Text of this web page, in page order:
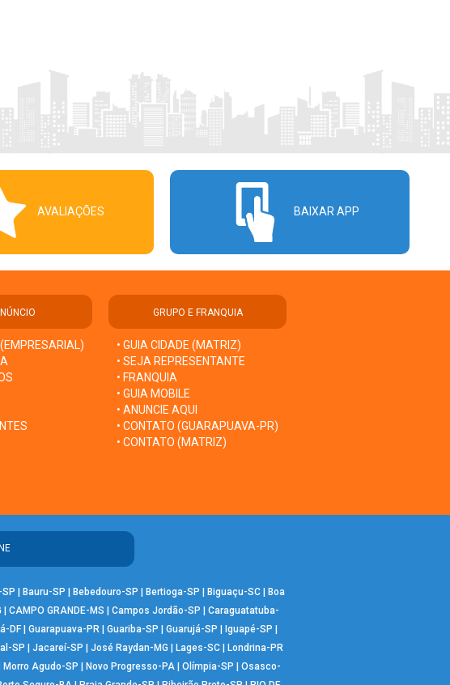
AVALIAÇÕES BAIXAR APP
GRUPO E FRANQUIA
• GUIA CIDADE (MATRIZ)
• SEJA REPRESENTANTE
• FRANQUIA
• GUIA MOBILE
• ANUNCIE AQUI
• CONTATO (GUARAPUAVA-PR)
• CONTATO (MATRIZ)
| Bauru-SP | Bebedouro-SP | Bertioga-SP | Biguaçu-SC| Boa
| CAMPO GRANDE-MS | Campos Jordão-SP | Caraguatatuba-
DF | Guarapuava-PR | Guariba-SP | Guarujá-SP | Iguapé-SP |
SP | Jacareí-SP | José Raydan-MG | Lages-SC| Londrina-PR
Morro Agudo-SP | Novo Progresso-PA | Olímpia-SP | Osasco-